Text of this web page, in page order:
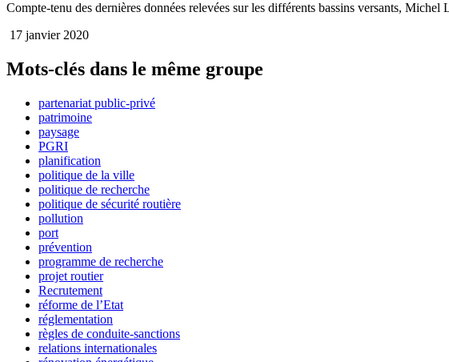
Compte-tenu des dernières données relevées sur les différents bassins versants,
17 janvier 2020
Mots-clés dans le même groupe
partenariat public-privé
patrimoine
paysage
PGRI
planification
politique de la ville
politique de recherche
politique de sécurité routière
pollution
port
prévention
programme de recherche
projet routier
Recrutement
réforme de l’Etat
réglementation
règles de conduite-sanctions
relations internationales